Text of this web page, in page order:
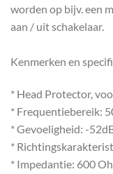
worden op bijv. een
aan / uit schakelaar.
Kenmerken en
* Head Protector,
* Frequentiebereik:
* Gevoeligheid: -
*
* Impedantie: 600